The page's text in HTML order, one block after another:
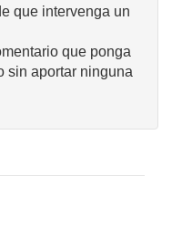
que intervenga un
que ponga
sin aportar ninguna